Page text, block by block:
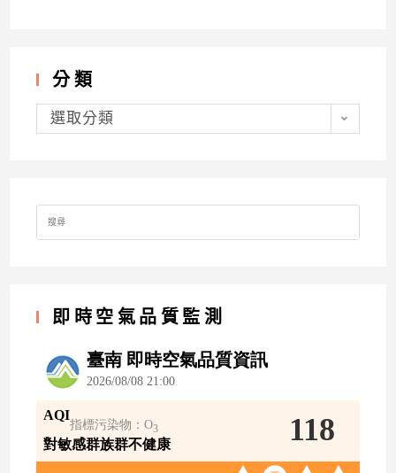
分類
分
類選取分類
Search
for:
即時空氣品質監測